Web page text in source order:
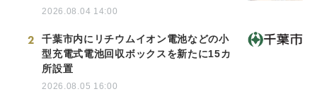
2026.08.04 14:00
2
千葉市内にリチウムイオン電池などの小
型充電式電池回収ボックスを新たに15カ
所設置
2026.08.05 16:00